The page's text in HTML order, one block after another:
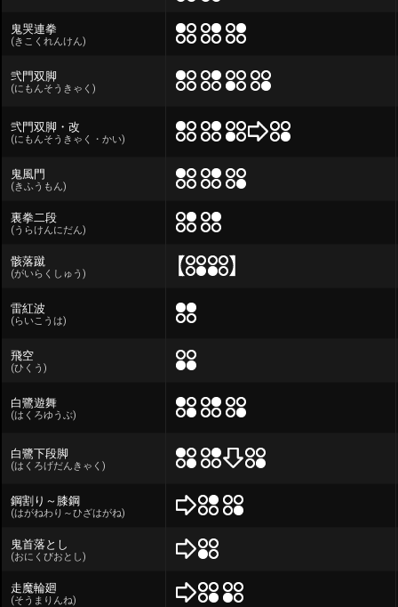
鬼哭連拳
(きこくれんけん)
弐門双脚
(にもんそうきゃく)
弐門双脚・改
(にもんそうきゃく・かい)
鬼風門
(きふうもん)
裏拳二段
(うらけんにだん)
骸落蹴
(がいらくしゅう)
雷紅波
(らいこうは)
飛空
(ひくう)
白鷺遊舞
(はくろゆうぶ)
白鷺下段脚
(はくろげだんきゃく)
鋼割り～膝鋼
(はがねわり～ひざはがね)
鬼首落とし
(おにくびおとし)
走魔輪廻
(そうまりんね)